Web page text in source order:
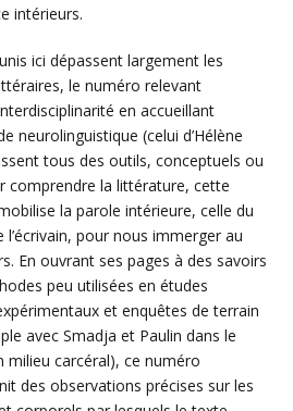
intérieurs.
ici dépassent largement les
le numéro relevant
en accueillant
neurolinguistique (celui d’Hélène
tous des outils, conceptuels ou
comprendre la littérature, cette
la parole intérieure, celle du
pour nous immerger au
En ouvrant ses pages à des savoirs
peu utilisées en études
et enquêtes de terrain
avec Smadja et Paulin dans le
milieu carcéral), ce numéro
des observations précises sur les